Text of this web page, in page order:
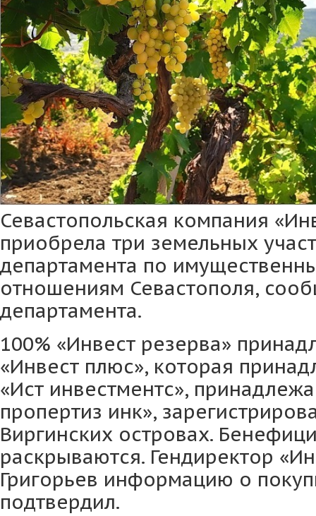
Севастопольская компания
приобрела три земельных
департамента по
отношениям Севастополя,
департамента.
100% «Инвест резерва»
«Инвест плюс», которая
«Ист инвестментс»,
пропертиз инк»,
Виргинских островах.
раскрываются. Гендиректор
Григорьев информацию о
подтвердил.